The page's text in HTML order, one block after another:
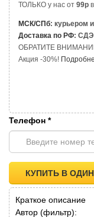
Краткое описание
Автор (фильтр):
ТОЛЬКО у нас от 99р
МСК/СПб: курьером
Доставка по РФ:
ОБРАТИТЕ
Акция -30%!
Телефон *
КУПИТЬ В